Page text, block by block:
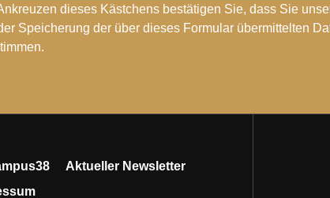
dieses Kästchens bestätigen Sie, dass Sie
Speicherung der über dieses Formular übermittelten
Aktueller Newsletter